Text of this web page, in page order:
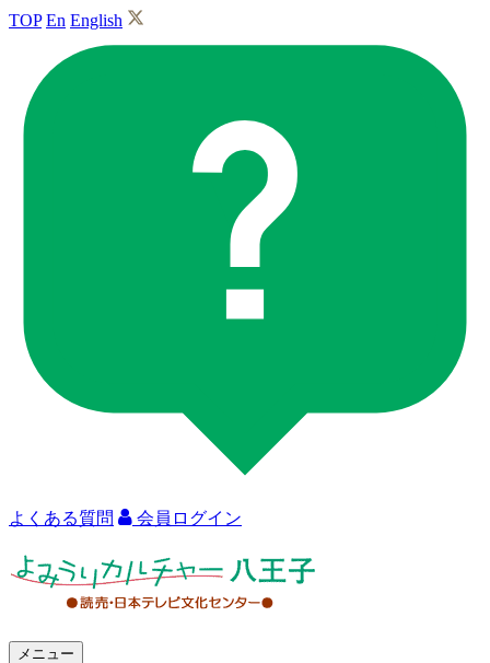
TOP En English
よくある質問 会員ログイン
メニュー